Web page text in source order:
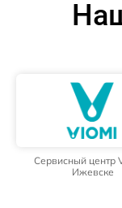
Сервисный центр
Ижевске